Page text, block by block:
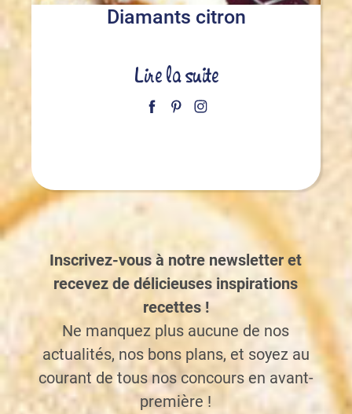
Diamants citron
Lire la suite
Inscrivez-vous à notre newsletter et
recevez de délicieuses inspirations
recettes !
Ne manquez plus aucune de nos
actualités, nos bons plans, et soyez au
courant de tous nos concours en avant-
première !